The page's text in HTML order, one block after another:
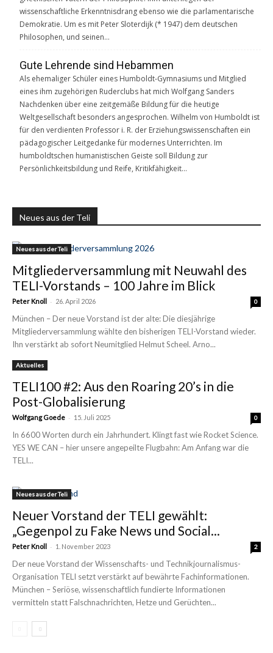
wissenschaftliche Erkenntnisdrang ebenso wie die parlamentarische
Demokratie. Um es mit Peter Sloterdijk (* 1947) dem deutschen
Philosophen, und seinen…
Gute Lehrende sind Hebammen
Als ehemaliger Schüler eines Humboldt-Gymnasiums und Mitglied
eines ihm zugehörigen Ruderclubs hat mich Wolfgang Sanders
Nachdenken über eine zeitgemäße Bildung für die heutige
Weltgesellschaft besonders angesprochen. Wilhelm von Humboldt ist
für den verdienten Professor i. R. der Erziehungswissenschaften ein
pädagogischer Leitgedanke für modernes Unterrichten. Im
humboldtschen humanistischen Geiste soll Bildung zur
Persönlichkeitsbildung und Reife, Kritikfähigkeit…
Neues aus der Teli
Neues aus der Teli
Mitgliederversammlung mit Neuwahl des
TELI-Vorstands – 100 Jahre im Blick
Peter Knoll - 26. April 2026 0
München – Der neue Vorstand ist der alte: Die diesjährige
Mitgliederversammlung wählte den bisherigen TELI-Vorstand wieder.
Ihn verstärkt ab sofort Neumitglied Helmut Scheel. Arno...
Aktuelles
TELI100 #2: Aus den Roaring 20’s in die
Post-Globalisierung
Wolfgang Goede - 15. Juli 2025 0
In 6600 Worten durch ein Jahrhundert. Klingt fast wie Rocket Science.
YES WE CAN – hier unsere angepeilte Flugbahn: Am Anfang war die
TELI...
Neues aus der Teli
Neuer Vorstand der TELI gewählt:
„Gegenpol zu Fake News und Social...
Peter Knoll - 1. November 2023 2
Der neue Vorstand der Wissenschafts- und Technikjournalismus-
Organisation TELI setzt verstärkt auf bewährte Fachinformationen.
München – Seriöse, wissenschaftlich fundierte Informationen
vermitteln statt Falschnachrichten, Hetze und Gerüchten...